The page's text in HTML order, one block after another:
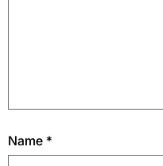
Name *